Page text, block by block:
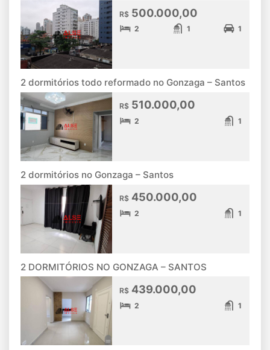
R$ 500.000,00
2 1 1
2 dormitórios todo reformado no Gonzaga – Santos
R$ 510.000,00
2 1
2 dormitórios no Gonzaga – Santos
R$ 450.000,00
2 1
2 DORMITÓRIOS NO GONZAGA – SANTOS
R$ 439.000,00
2 1